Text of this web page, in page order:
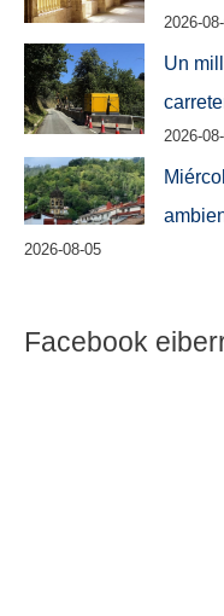
2026-
Un
2026-
2026-08-05
Facebook